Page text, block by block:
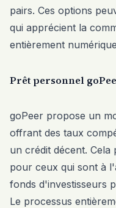
pairs. Ces options
qui apprécient la
entièrement
Prêt personnel
goPeer propose un
offrant des taux
un crédit décent.
pour ceux qui sont à
fonds d'investisseurs
Le processus